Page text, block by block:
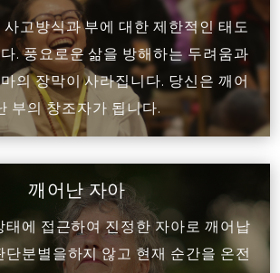
고방식과 부에 대한 제한적인 태도
. 풍요로운 삶을 방해하는 두려움과
의 장막이 사라집니다. 당신은 깨어
부의 창조자가 됩니다.
깨어난 자아
태에 접근하여 진정한 자아로 깨어납
단분별을하지 않고 현재 순간을 온전